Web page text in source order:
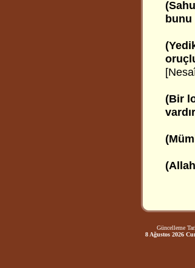
bunu
(Bir
Güncelleme
8 Ağustos 2026